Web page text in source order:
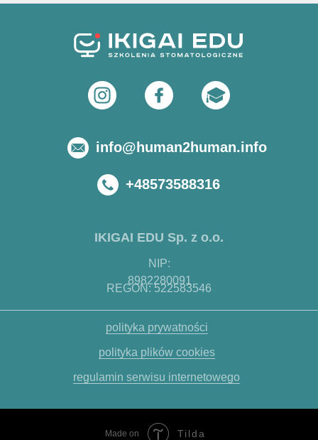
info@human2human.info
NIP:
8982280091
+48573588316
REGON: 522583546
polityka prywatności
polityka plików cookies
regulamin serwisu internetowego
IKIGAI EDU Sp. z o.o.
Made on Tilda